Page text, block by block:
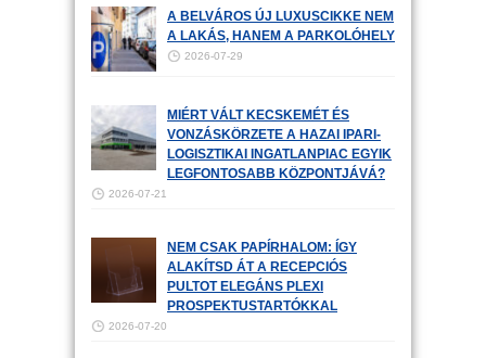
A BELVÁROS ÚJ LUXUSCIKKE NEM
A LAKÁS, HANEM A PARKOLÓHELY
2026-07-29
MIÉRT VÁLT KECSKEMÉT ÉS
VONZÁSKÖRZETE A HAZAI IPARI-
LOGISZTIKAI INGATLANPIAC EGYIK
LEGFONTOSABB KÖZPONTJÁVÁ?
2026-07-21
NEM CSAK PAPÍRHALOM: ÍGY
ALAKÍTSD ÁT A RECEPCIÓS
PULTOT ELEGÁNS PLEXI
PROSPEKTUSTARTÓKKAL
2026-07-20